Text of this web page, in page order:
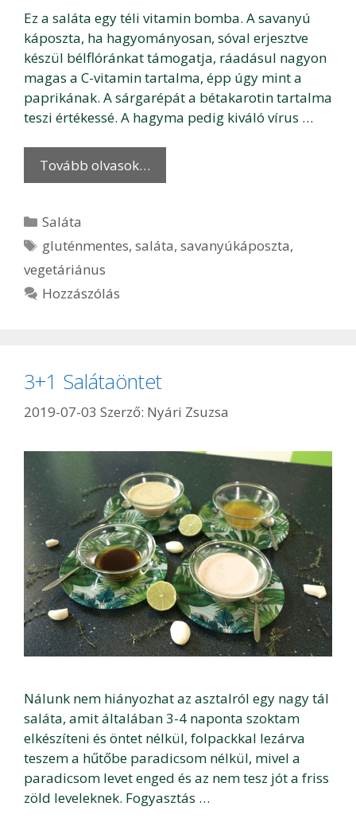
Ez a saláta egy téli vitamin bomba. A savanyú
káposzta, ha hagyományosan, sóval erjesztve
készül bélflóránkat támogatja, ráadásul nagyon
magas a C-vitamin tartalma, épp úgy mint a
paprikának. A sárgarépát a bétakarotin tartalma
teszi értékessé. A hagyma pedig kiváló vírus …
Tovább olvasok…
Kategória
Saláta
Címkék
gluténmentes,saláta,savanyúkáposzta,
vegetáriánus
Hozzászólás
3+1 Salátaöntet
2019-07-03 Szerző: Nyári Zsuzsa
Nálunk nem hiányozhat az asztalról egy nagy tál
saláta, amit általában 3-4 naponta szoktam
elkészíteni és öntet nélkül, folpackkal lezárva
teszem a hűtőbe paradicsom nélkül, mivel a
paradicsom levet enged és az nem tesz jót a friss
zöld leveleknek. Fogyasztás …